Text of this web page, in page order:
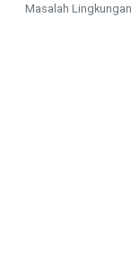
Masalah